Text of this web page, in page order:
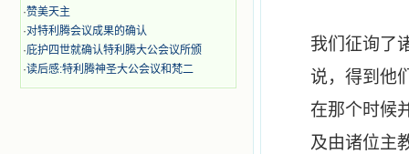
·赞美天主
·对特利腾会议成果的确认
·庇护四世就确认特利腾大公会议所颁
·读后感:特利腾神圣大公会议和梵二
我们征询了
说，得到他
在那个时候
及由诸位主